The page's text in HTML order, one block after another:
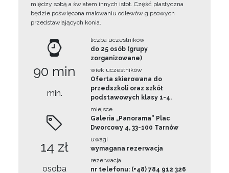
między sobą a światem innych istot. Część plastyczna
będzie poświęcona malowaniu odlewów gipsowych
przedstawiających konia.
90 min
min.
14 zł
osoba
liczba uczestników
do 25 osób (grupy
zorganizowane)
wiek uczestników
Oferta skierowana do
przedszkoli oraz szkół
podstawowych klasy 1-4.
miejsce
Galeria „Panorama” Plac
Dworcowy 4, 33-100 Tarnów
uwagi
wymagana rezerwacja
rezerwacja
nr telefonu: (+48) 784 912 326